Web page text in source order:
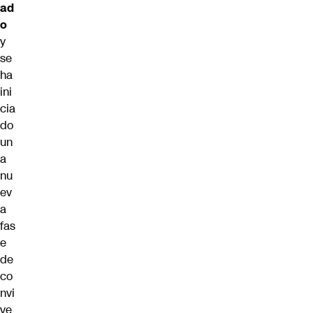
ad
o
y
se
ha
ini
cia
do
un
a
nu
ev
a
fas
e
de
co
nvi
ve